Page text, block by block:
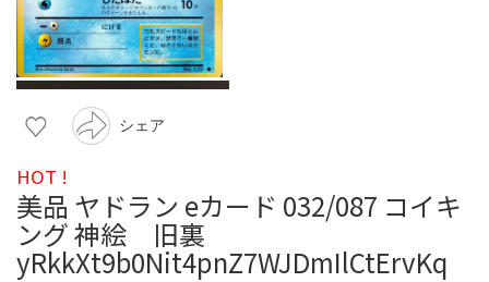
シェア
HOT !
美品 ヤドラン eカード 032/087 コイキ
ング 神絵 旧裏
yRkkXt9b0Nit4pnZ7WJDmIlCtErvKq